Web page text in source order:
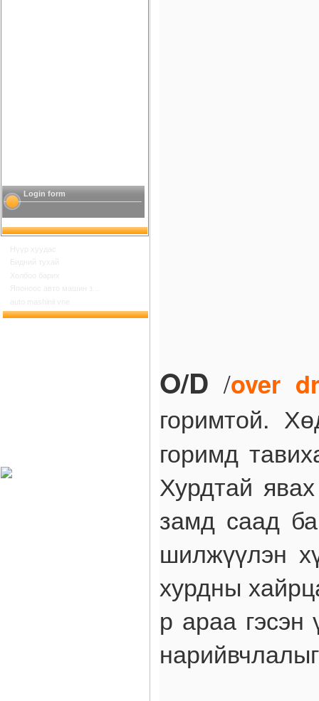
Login form
Нүүр хуудас
Бидний тухай
Холбоо барих
Японоос авто машин з...
auto mashinii vne
O/D /over
горимтой.
горимд
Хурдтай
замд саад
шилжүүлэн
хурдны
р араа